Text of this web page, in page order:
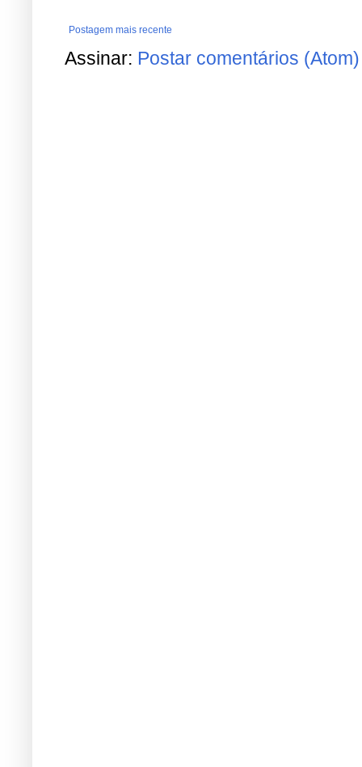
Postagem mais recente
Assinar: Postar comentários (Atom)